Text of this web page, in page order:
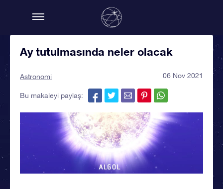
Ay tutulmasında neler olacak
Astronomi 06 Nov 2021
Bu makaleyi paylaş: